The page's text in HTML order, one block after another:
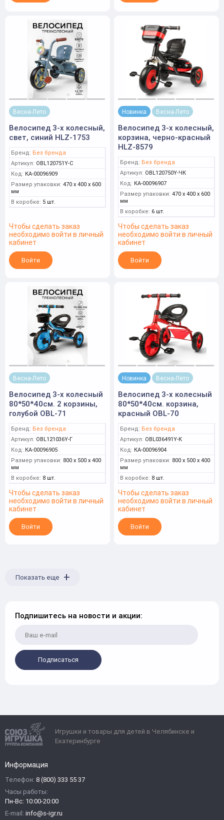
Весна-Лето
Велосипед 3-х колесный,
свет, синий HLZ-1753
Бренд: Без бренда
Артикул: OBL120751Y-С
Код: КА-00096909
Размер упаковки: 470 x 400 x 600
мм
В коробке: 5 шт.
Чтобы сделать заказ
необходимо войти в личный
кабинет
Войти
Новинка Весна-Лето
Велосипед 3-х колесный,
корзина, черно-красный
HLZ-8579
Бренд: Без бренда
Артикул: OBL120750Y-ЧК
Код: КА-00096907
Размер упаковки: 470 x 400 x 600
мм
В коробке: 6 шт.
Чтобы сделать заказ
необходимо войти в личный
кабинет
Войти
Весна-Лето
Велосипед 3-х колесный
80*50*40см. 2 корзины,
голубой OBL-71
Бренд: Без бренда
Артикул: OBL121036Y-Г
Код: КА-00096905
Размер упаковки: 800 x 500 x 400
мм
В коробке: 8 шт.
Чтобы сделать заказ
необходимо войти в личный
кабинет
Войти
Новинка Весна-Лето
Велосипед 3-х колесный
80*50*40см. корзина,
красный OBL-70
Бренд: Без бренда
Артикул: OBL036491Y-К
Код: КА-00096904
Размер упаковки: 800 x 500 x 400
мм
В коробке: 8 шт.
Чтобы сделать заказ
необходимо войти в личный
кабинет
Войти
Показать еще +
Подпишитесь на новости и акции:
Подписаться
Игрушки и товары для детей в Челябинске и
Екатеринбурге
Информация
Телефон: 8 (800) 333 55 37
Часы работы:
Пн-Вс: 10:00-20:00
E-mail: info@s-igr.ru